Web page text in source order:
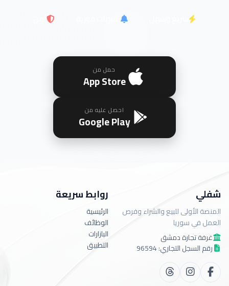
حمل من
App Store
احصل عليه من
Google Play
شفلي
المنصة الأولى للبيع والشراء وفرص
العمل في سوريا
غرفة تجارة دمشق
رقم السجل التجاري: 96594
روابط سريعة
الرئيسية
الوظائف
البازارات
التطبيق